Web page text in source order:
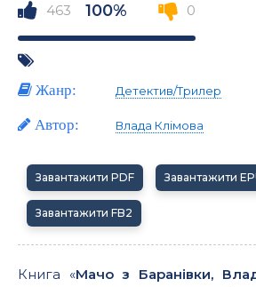
463 100% 0
Жанр: Детектив/Трилер
Автор: Влада Клімова
Завантажити PDF Завантажити
Завантажити FB2
Книга «Мачо з Баранівки,